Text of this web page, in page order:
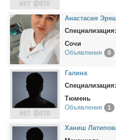
Ана­ста­сия
Специализация:
Сочи
Объявления
0
Га­ли­на
Специализация:
Тюмень
Объявления
1
Ха­ниш